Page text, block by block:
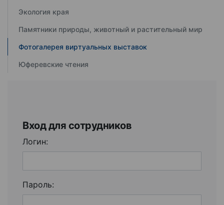
Экология края
Памятники природы, животный и растительный мир
Фотогалерея виртуальных выставок
Юферевские чтения
Вход для сотрудников
Логин:
Пароль: